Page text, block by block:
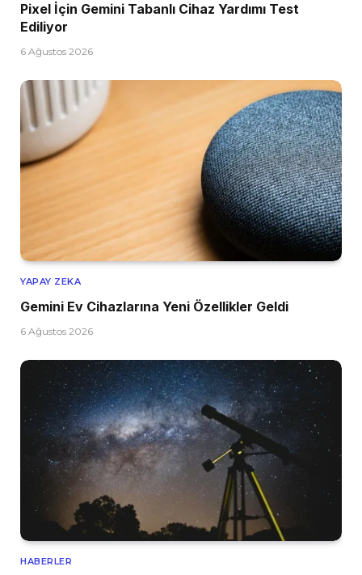
Pixel İçin Gemini Tabanlı Cihaz Yardımı Test
Ediliyor
6 Ağustos 2026
YAPAY ZEKA
Gemini Ev Cihazlarına Yeni Özellikler Geldi
6 Ağustos 2026
HABERLER